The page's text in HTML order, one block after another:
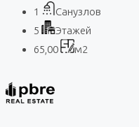
1
Санузлов
5
Этажей
65,00
м2